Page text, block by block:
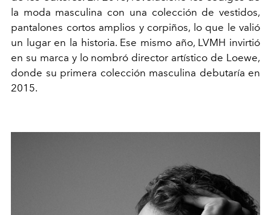
la moda masculina con una colección de vestidos,
pantalones cortos amplios y corpiños, lo que le valió
un lugar en la historia. Ese mismo año, LVMH invirtió
en su marca y lo nombró director artístico de Loewe,
donde su primera colección masculina debutaría en
2015.